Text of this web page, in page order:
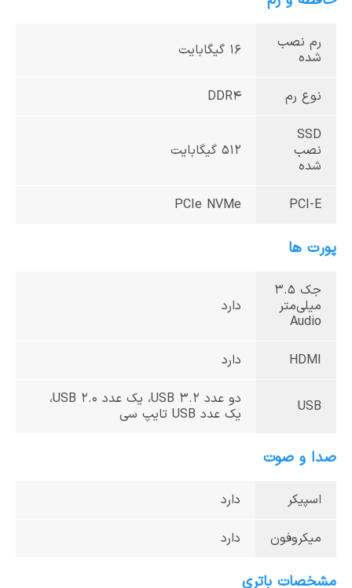
رم نصب
شده
16 گیگابایت
نوع رم DDR4
SSD
نصب
شده
512 گیگابایت
PCI-E
PCIe NVMe
پورت ها
جک 3.5
میلی‌متر
Audio
دارد
HDMI دارد
USB
دو عدد USB 3.2، یک عدد USB 2.0،
یک عدد USB تایپ سی
صدا و صوت
اسپیکر دارد
میکروفون دارد
مشخصات باتری